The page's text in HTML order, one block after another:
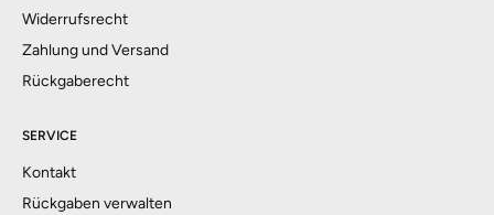
Widerrufsrecht
Zahlung und Versand
Rückgaberecht
SERVICE
Kontakt
Rückgaben verwalten